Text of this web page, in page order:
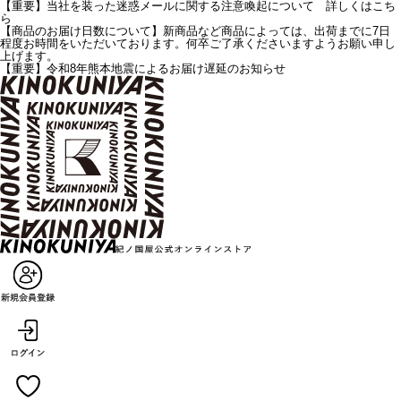
【重要】当社を装った迷惑メールに関する注意喚起について 詳しくはこち
ら
【商品のお届け日数について】新商品など商品によっては、出荷までに7日
程度お時間をいただいております。何卒ご了承くださいますようお願い申し
上げます。
【重要】令和8年熊本地震によるお届け遅延のお知らせ